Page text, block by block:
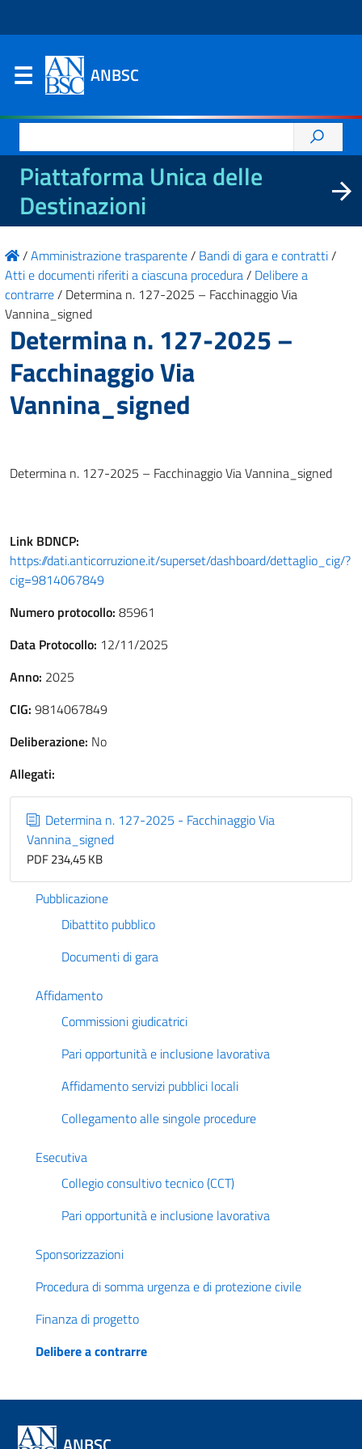
ANBSC
per:
Piattaforma Unica delle
Destinazioni
/Amministrazione trasparente/ Bandi di gara e contratti/
Atti e documenti riferiti a ciascuna procedura/ Delibere a
contrarre/ Determina n. 127-2025 – Facchinaggio Via
Vannina_signed
Determina n. 127-2025 –
Facchinaggio Via
Vannina_signed
Determina n. 127-2025 – Facchinaggio Via Vannina_signed
Link BDNCP:
https://dati.anticorruzione.it/superset/dashboard/dettaglio_cig/?
cig=9814067849
Numero protocollo: 85961
Data Protocollo: 12/11/2025
Anno: 2025
CIG: 9814067849
Deliberazione: No
Allegati:
Determina n. 127-2025 - Facchinaggio Via
Vannina_signed
PDF 234,45 KB
Pubblicazione
Dibattito pubblico
Documenti di gara
Affidamento
Commissioni giudicatrici
Pari opportunità e inclusione lavorativa
Affidamento servizi pubblici locali
Collegamento alle singole procedure
Esecutiva
Collegio consultivo tecnico (CCT)
Pari opportunità e inclusione lavorativa
Sponsorizzazioni
Procedura di somma urgenza e di protezione civile
Finanza di progetto
Delibere a contrarre